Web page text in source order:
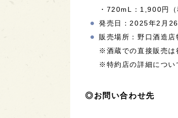
・720mL：1,900円（
発売日：2025年2月
販売場所：野口酒造
※酒蔵での直接販売は
※特約店の詳細につい
◎お問い合わせ先